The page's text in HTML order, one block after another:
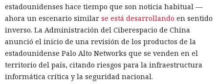
13:36 / 07.08.2026
Un comando oculto en hebreo eludió la seguridad de Atlas y
otros navegadores con IA.
estadounidenses hace tiempo que son noticia habitual —
ahora un escenario similar se está desarrollando en sentido
inverso. La Administración del Ciberespacio de China
anunció el inicio de una revisión de los productos de la
estadounidense Palo Alto Networks que se venden en el
territorio del país, citando riesgos para la infraestructura
informática crítica y la seguridad nacional.